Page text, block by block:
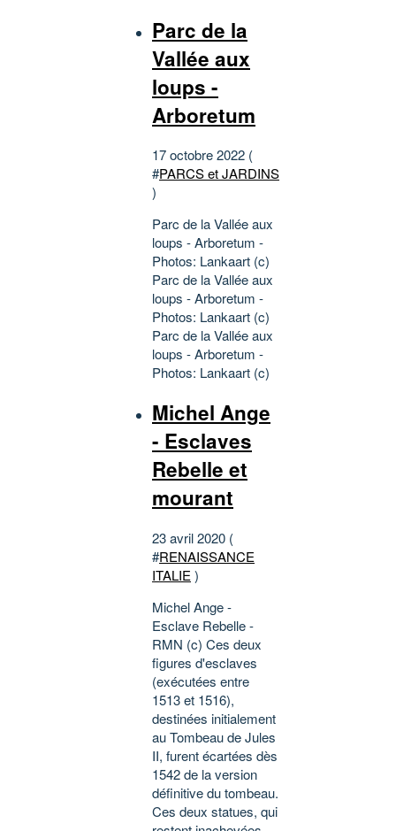
Parc de la
Vallée aux
loups -
Arboretum
17 octobre 2022 (
#PARCS et JARDINS
)
Parc de la Vallée aux
loups - Arboretum -
Photos: Lankaart (c)
Parc de la Vallée aux
loups - Arboretum -
Photos: Lankaart (c)
Parc de la Vallée aux
loups - Arboretum -
Photos: Lankaart (c)
Michel Ange
- Esclaves
Rebelle et
mourant
23 avril 2020 (
#RENAISSANCE
ITALIE )
Michel Ange -
Esclave Rebelle -
RMN (c) Ces deux
figures d'esclaves
(exécutées entre
1513 et 1516),
destinées initialement
au Tombeau de Jules
II, furent écartées dès
1542 de la version
définitive du tombeau.
Ces deux statues, qui